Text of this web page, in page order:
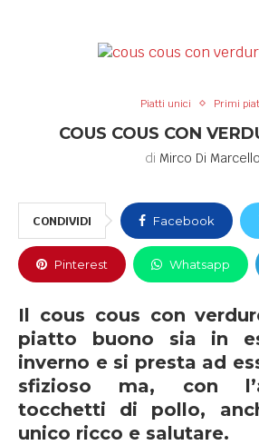
Piatti unici Primi
COUS COUS CON
di Mirco Di Marcello
CONDIVIDI Facebook
Pinterest Whatsapp
Il cous cous con
piatto buono sia in
inverno e si presta ad
sfizioso ma, con
tocchetti di pollo,
unico ricco e salutare.